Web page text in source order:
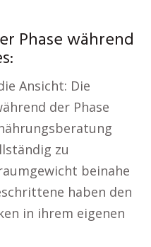
Phase während
Ansicht: Die
der Phase
zu
beinahe
haben den
in ihrem eigenen